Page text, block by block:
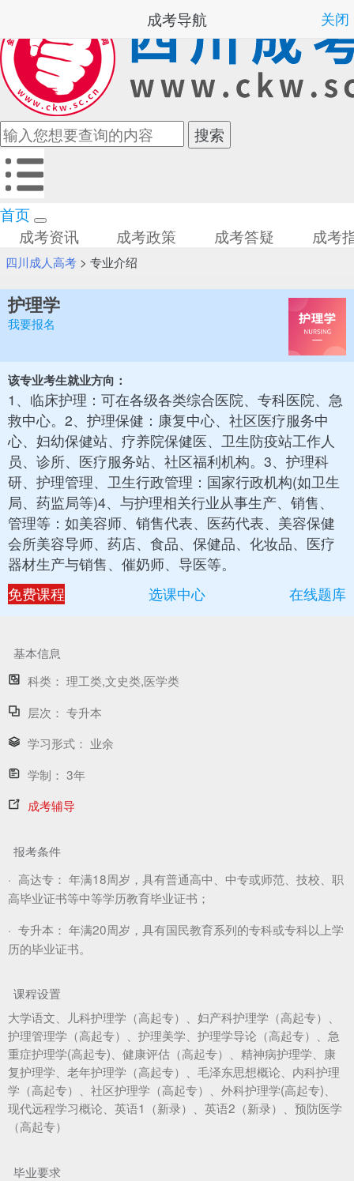
首页
成考资讯
成考政策 成考答疑 成考
四川成人高考> 专业介绍
护理学
我要报名
该专业考生就业方向：
1、临床护理：可在各级各类综合医院、专科医院、急
救中心。2、护理保健：康复中心、社区医疗服务中
心、妇幼保健站、疗养院保健医、卫生防疫站工作人
员、诊所、医疗服务站、社区福利机构。3、护理科
研、护理管理、卫生行政管理：国家行政机构(如卫生
局、药监局等)4、与护理相关行业从事生产、销售、
管理等：如美容师、销售代表、医药代表、美容保健
会所美容导师、药店、食品、保健品、化妆品、医疗
器材生产与销售、催奶师、导医等。
免费课程
选课中心 在线题库
基本信息
科类： 理工类,文史类,医学类
层次： 专升本
学习形式： 业余
学制： 3年
成考辅导
报考条件
· 高达专： 年满18周岁，具有普通高中、中专或师范、技校、职
高毕业证书等中等学历教育毕业证书；
· 专升本： 年满20周岁，具有国民教育系列的专科或专科以上学
历的毕业证书。
课程设置
大学语文、儿科护理学（高起专）、妇产科护理学（高起专）、
护理管理学（高起专）、护理美学、护理学导论（高起专）、急
重症护理学(高起专)、健康评估（高起专）、精神病护理学、康
复护理学、老年护理学（高起专）、毛泽东思想概论、内科护理
学（高起专）、社区护理学（高起专）、外科护理学(高起专)、
现代远程学习概论、英语1（新录）、英语2（新录）、预防医学
（高起专）
毕业要求
成考导航 关闭